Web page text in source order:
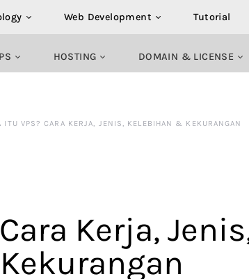
Web Development Tutorial
HOSTING DOMAIN & LICENSE
ITU VPS? CARA KERJA, JENIS, KELEBIHAN & KEKURANGAN
Kerja,